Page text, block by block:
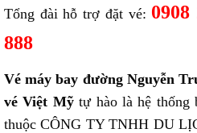
Tổng đài hỗ trợ đặt vé: 0908
888
Vé máy bay đường Nguyễn
vé Việt Mỹtự hào là hệ thống
thuộc CÔNG TY TNHH DU